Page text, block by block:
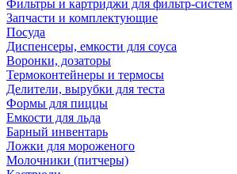
Фильтры и картриджи для фильтр-систем
Запчасти и комплектующие
Посуда
Диспенсеры, емкости для соуса
Воронки, дозаторы
Термоконтейнеры и термосы
Делители, вырубки для теста
Формы для пиццы
Емкости для льда
Барный инвентарь
Ложки для мороженого
Молочники (питчеры)